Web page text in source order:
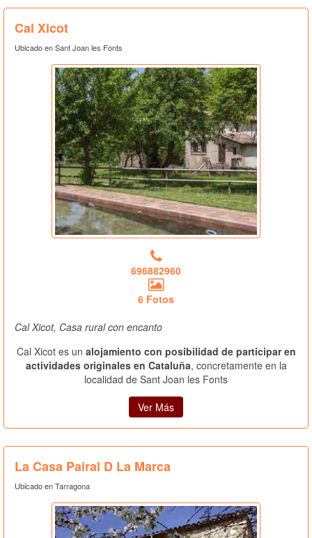
Cal Xicot
Ubicado en Sant Joan les Fonts
696882960
6 Fotos
Cal Xicot, Casa rural con encanto
Cal Xicot es un alojamiento con posibilidad de participar en
actividades originales en Cataluña, concretamente en la
localidad de Sant Joan les Fonts
Ver Más
La Casa Pairal D La Marca
Ubicado en Tarragona